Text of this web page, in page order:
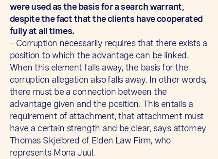
were used as the basis for a search warrant,
despite the fact that the clients have cooperated
fully at all times.
– Corruption necessarily requires that there exists a
position to which the advantage can be linked.
When this element falls away, the basis for the
corruption allegation also falls away. In other words,
there must be a connection between the
advantage given and the position. This entails a
requirement of attachment, that attachment must
have a certain strength and be clear, says attorney
Thomas Skjelbred of Elden Law Firm, who
represents Mona Juul.